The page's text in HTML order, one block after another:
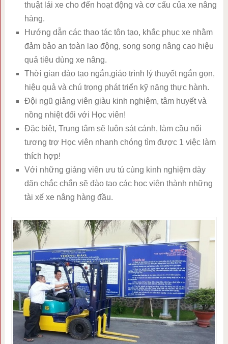
thuật lái xe cho đến hoạt động và cơ cấu của xe nâng
hàng.
Hướng dẫn các thao tác tôn tạo, khắc phục xe nhằm
đảm bảo an toàn lao động, song song nâng cao hiệu
quả tiêu dùng xe nâng.
Thời gian đào tạo ngắn,giáo trình lý thuyết ngắn gọn,
hiệu quả và chú trọng phát triển kỹ năng thực hành.
Đội ngũ giảng viên giàu kinh nghiệm, tâm huyết và
nồng nhiệt đối với Học viên!
Đặc biệt, Trung tâm sẽ luôn sát cánh, làm cầu nối
tương trợ Học viên nhanh chóng tìm được 1 việc làm
thích hợp!
Với những giảng viên ưu tú cùng kinh nghiệm dày
dặn chắc chắn sẽ đào tạo các học viên thành những
tài xế xe nâng hàng đầu.